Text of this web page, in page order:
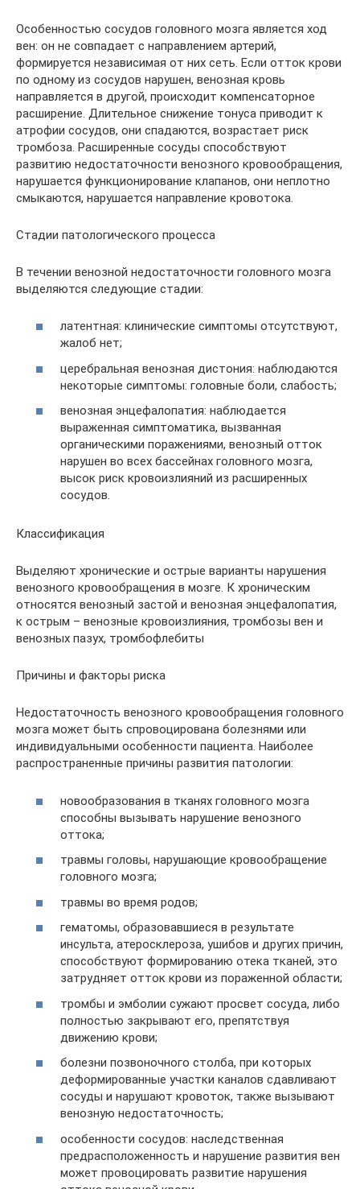
Особенностью сосудов головного мозга является ход
вен: он не совпадает с направлением артерий,
формируется независимая от них сеть. Если отток крови
по одному из сосудов нарушен, венозная кровь
направляется в другой, происходит компенсаторное
расширение. Длительное снижение тонуса приводит к
атрофии сосудов, они спадаются, возрастает риск
тромбоза. Расширенные сосуды способствуют
развитию недостаточности венозного кровообращения,
нарушается функционирование клапанов, они неплотно
смыкаются, нарушается направление кровотока.
Стадии патологического процесса
В течении венозной недостаточности головного мозга
выделяются следующие стадии:
латентная: клинические симптомы отсутствуют,
жалоб нет;
церебральная венозная дистония: наблюдаются
некоторые симптомы: головные боли, слабость;
венозная энцефалопатия: наблюдается
выраженная симптоматика, вызванная
органическими поражениями, венозный отток
нарушен во всех бассейнах головного мозга,
высок риск кровоизлияний из расширенных
сосудов.
Классификация
Выделяют хронические и острые варианты нарушения
венозного кровообращения в мозге. К хроническим
относятся венозный застой и венозная энцефалопатия,
к острым – венозные кровоизлияния, тромбозы вен и
венозных пазух, тромбофлебиты
Причины и факторы риска
Недостаточность венозного кровообращения головного
мозга может быть спровоцирована болезнями или
индивидуальными особенности пациента. Наиболее
распространенные причины развития патологии:
новообразования в тканях головного мозга
способны вызывать нарушение венозного
оттока;
травмы головы, нарушающие кровообращение
головного мозга;
травмы во время родов;
гематомы, образовавшиеся в результате
инсульта, атеросклероза, ушибов и других причин,
способствуют формированию отека тканей, это
затрудняет отток крови из пораженной области;
тромбы и эмболии сужают просвет сосуда, либо
полностью закрывают его, препятствуя
движению крови;
болезни позвоночного столба, при которых
деформированные участки каналов сдавливают
сосуды и нарушают кровоток, также вызывают
венозную недостаточность;
особенности сосудов: наследственная
предрасположенность и нарушение развития вен
может провоцировать развитие нарушения